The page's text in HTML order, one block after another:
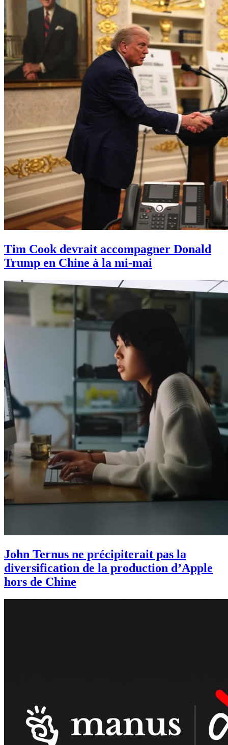
Tim Cook devrait accompagner Donald
Trump en Chine à la mi-mai
John Ternus ne précipiterait pas la
diversification de la production d’Apple
hors de Chine